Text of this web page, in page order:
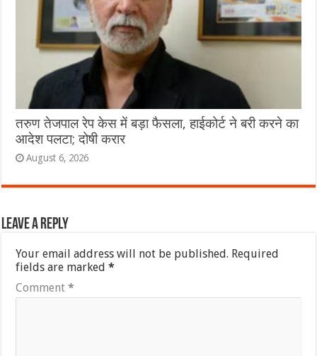
तरुण तेजपाल रेप केस में बड़ा फैसला, हाईकोर्ट ने बरी करने का
आदेश पलटा; दोषी करार
August 6, 2026
Leave a Reply
Your email address will not be published. Required
fields are marked*
Comment*